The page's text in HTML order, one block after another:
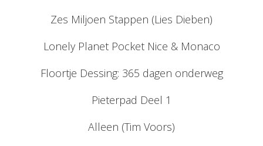
Zes Miljoen Stappen (Lies Dieben)
Lonely Planet Pocket Nice & Monaco
Floortje Dessing: 365 dagen onderweg
Pieterpad Deel 1
Alleen (Tim Voors)